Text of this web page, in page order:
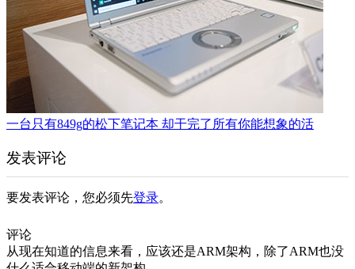
一台只有849g的松下笔记本 却干完了所有你能想象的活
发表评论
要发表评论，您必须先登录。
评论
从现在知道的信息来看，应该还是ARM架构，除了ARM也没